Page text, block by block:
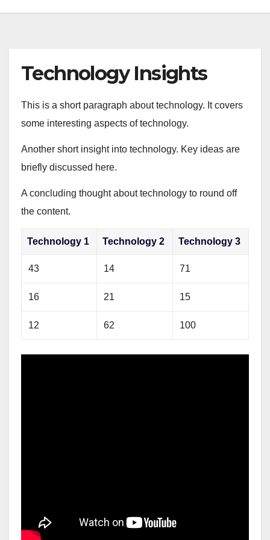
Technology Insights
This is a short paragraph about technology. It covers
some interesting aspects of technology.
Another short insight into technology. Key ideas are
briefly discussed here.
A concluding thought about technology to round off
the content.
Technology 1 Technology 2 Technology 3
43 14 71
16 21 15
12 62 100